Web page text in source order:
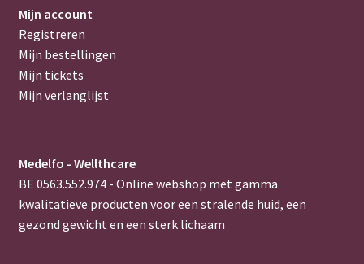
Mijn account
Registreren
Mijn bestellingen
Mijn tickets
Mijn verlanglijst
Medelfo - Wellthcare
BE 0563.552.974 - Online webshop met gamma
kwalitatieve producten voor een stralende huid, een
gezond gewicht en een sterk lichaam